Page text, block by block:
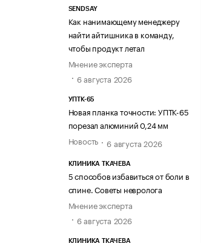
SENDSAY
Как нанимающему менеджеру
найти айтишника в команду,
чтобы продукт летал
Мнение эксперта
6 августа 2026
УПТК-65
Новая планка точности: УПТК-65
порезал алюминий 0,24 мм
Новость
6 августа 2026
КЛИНИКА ТКАЧЕВА
5 способов избавиться от боли в
спине. Советы невролога
Мнение эксперта
6 августа 2026
КЛИНИКА ТКАЧЕВА